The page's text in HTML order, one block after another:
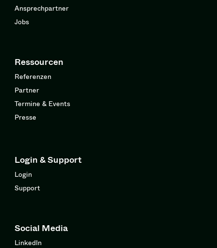
Ansprechpartner
Jobs
Ressourcen
Referenzen
Partner
Termine & Events
Presse
Login & Support
Login
Support
Social Media
LinkedIn